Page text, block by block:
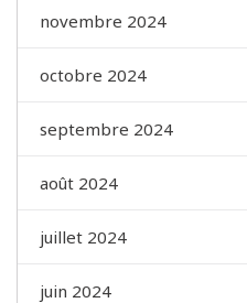
novembre 2024
octobre 2024
septembre 2024
août 2024
juillet 2024
juin 2024